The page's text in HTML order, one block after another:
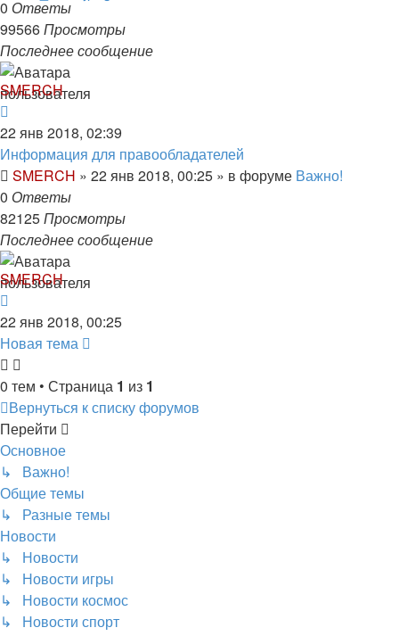
0 Ответы
99566Просмотры
Последнее сообщение
SMERCH
22 янв 2018, 02:39
Информация для правообладателей
SMERCH » 22 янв 2018, 00:25 » в форуме Важно!
0 Ответы
82125Просмотры
Последнее сообщение
SMERCH
22 янв 2018, 00:25
Новая тема
0 тем • Страница 1 из 1
Вернуться к списку форумов
Перейти
Основное
↳ Важно!
Общие темы
↳ Разные темы
Новости
↳ Новости
↳ Новости игры
↳ Новости космос
↳ Новости спорт